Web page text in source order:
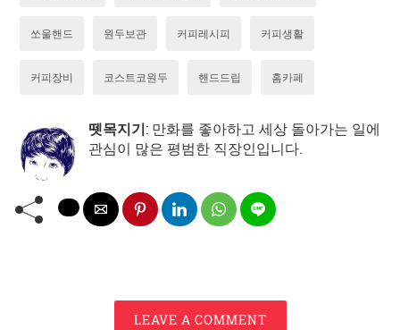
쏘울핸드 원두보관 커피레시피 커피생활
커피장비 코스트코원두 핸드드립 홈카페
뗏목지기: 만화를 좋아하고 세상 돌아가는 일에
관심이 많은 평범한 직장인입니다.
LEAVE A COMMENT